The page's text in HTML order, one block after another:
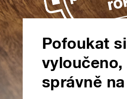
Pofoukat
správně